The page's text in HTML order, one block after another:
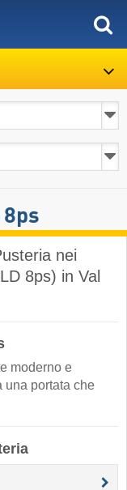
nei
8ps) in Val
moderno e
una portata che